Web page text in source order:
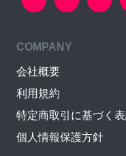
COMPANY
会社概要
利用規約
特定商取引に基づく
個人情報保護方針